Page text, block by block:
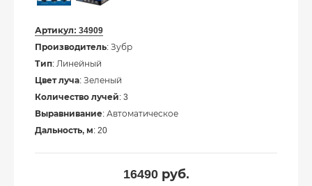
Артикул: 34909
Производитель: Зубр
Тип: Линейный
Цвет луча: Зеленый
Количество лучей: 3
Выравнивание: Автоматическое
Дальность, м: 20
16490руб.